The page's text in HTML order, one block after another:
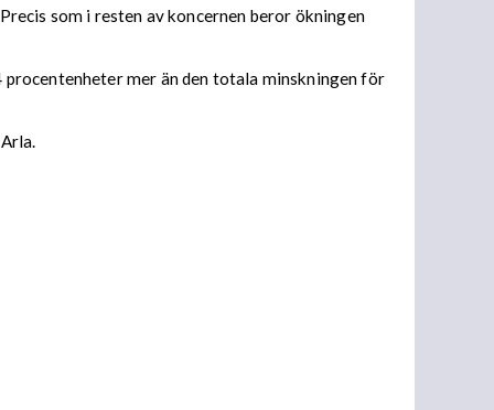
som i resten av koncernen beror ökningen
mer än den totala minskningen för